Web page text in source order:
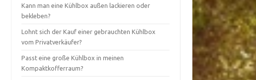
Kann man eine Kühlbox außen lackieren oder
bekleben?
Lohnt sich der Kauf einer gebrauchten Kühlbox
vom Privatverkäufer?
Passt eine große Kühlbox in meinen
Kompaktkofferraum?